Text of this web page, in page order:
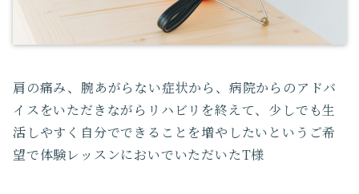
肩の痛み、腕あがらない症状から、病院からのアドバ
イスをいただきながらリハビリを終えて、少しでも生
活しやすく自分でできることを増やしたいというご希
望で体験レッスンにおいでいただいたT様